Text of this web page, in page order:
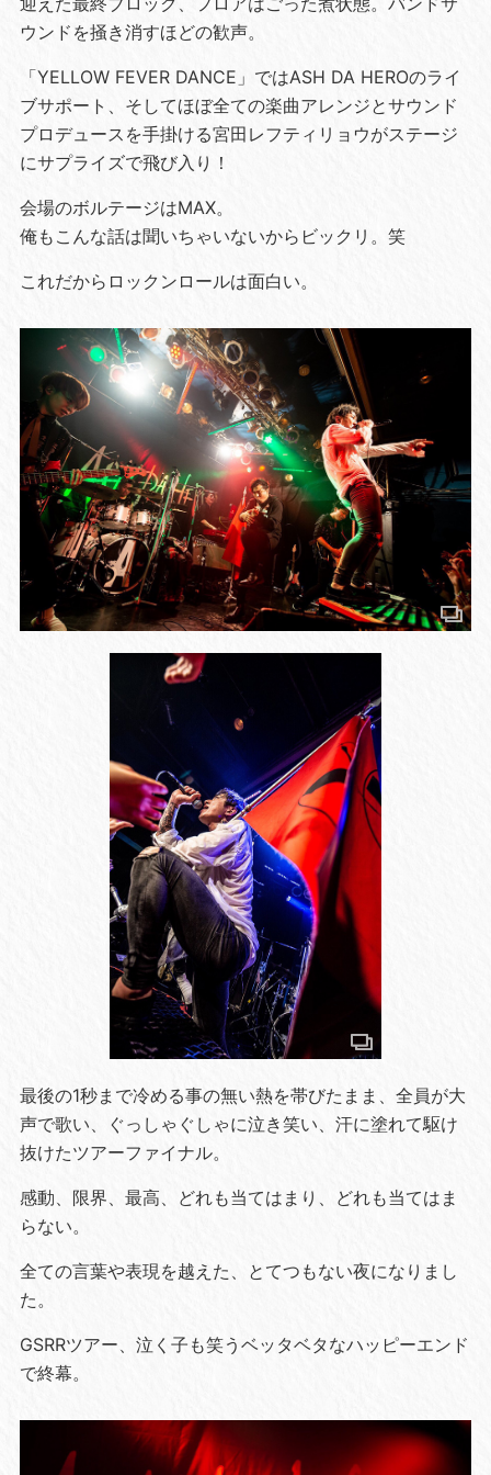
ウンドを掻き消すほどの歓声。
「YELLOW FEVER DANCE」ではASH DA HEROのライ
ブサポート、そしてほぼ全ての楽曲アレンジとサウンド
プロデュースを手掛ける宮田レフティリョウがステージ
にサプライズで飛び入り！
会場のボルテージはMAX。
俺もこんな話は聞いちゃいないからビックリ。笑
これだからロックンロールは面白い。
最後の1秒まで冷める事の無い熱を帯びたまま、全員が大
声で歌い、ぐっしゃぐしゃに泣き笑い、汗に塗れて駆け
抜けたツアーファイナル。
感動、限界、最高、どれも当てはまり、どれも当てはま
らない。
全ての言葉や表現を越えた、とてつもない夜になりまし
た。
GSRRツアー、泣く子も笑うベッタベタなハッピーエンド
で終幕。